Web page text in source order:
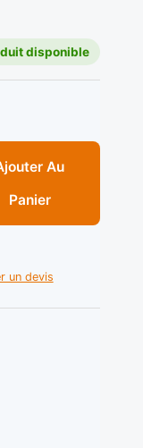
disponible
Au
Panier
un devis